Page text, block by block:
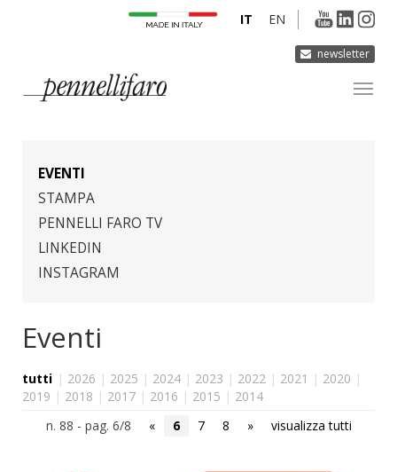
newsletter
EN
IT
PRODOTTI
INNOVAZIONE
DERMOCURA
MEDIA
EVENTI
STAMPA
PENNELLI FARO TV
LINKEDIN
INSTAGRAM
Eventi
tutti | 2026 | 2025 | 2024 | 2023 | 2022 | 2021 | 2020 |
2019 | 2018 | 2017 | 2016 | 2015 | 2014
n. 88 - pag. 6/8
« 6 7 8 » visualizza tutti